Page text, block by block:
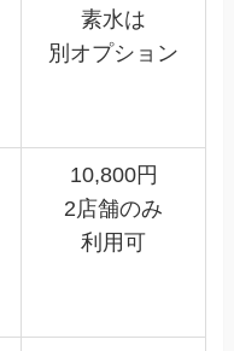
素水は
別オプション
10,800円
2店舗のみ
利用可